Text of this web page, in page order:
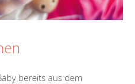
bereits aus dem